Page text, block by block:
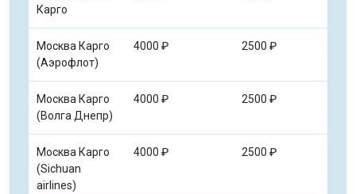
Карго
Москва Карго
(Аэрофлот)
4000 ₽ 2500 ₽
Москва Карго
(Волга Днепр)
4000 ₽ 2500 ₽
Москва Карго
(Sichuan
airlines)
4000 ₽ 2500 ₽